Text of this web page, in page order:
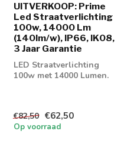
UITVERKOOP: Prime
Led Straatverlichting
100w, 14000 Lm
(140lm/w), IP66, IK08,
3 Jaar Garantie
LED Straatverlichting
100w met 14000 Lumen.
€82,50 €62,50
Op voorraad